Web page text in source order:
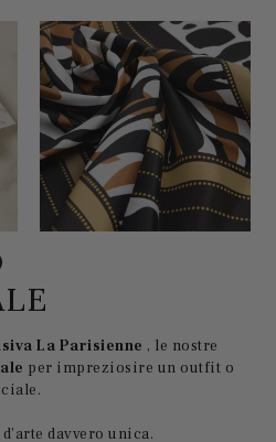
La Parisienne , le nostre
per impreziosire un outfit o
davvero unica.